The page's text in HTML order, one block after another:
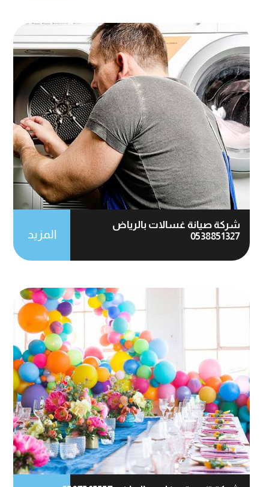
شركة صيانة غسالات بالرياض
0538851327
المزيد